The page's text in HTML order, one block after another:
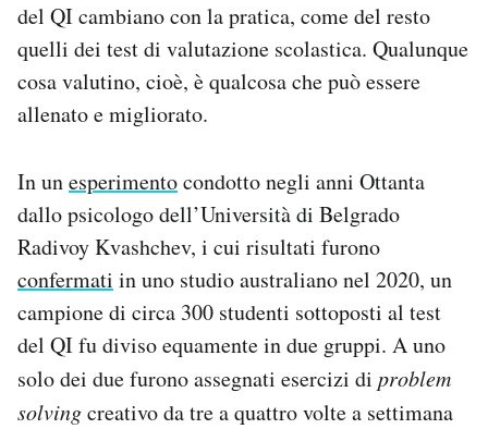
del QI cambiano con la pratica, come del resto
quelli dei test di valutazione scolastica. Qualunque
cosa valutino, cioè, è qualcosa che può essere
allenato e migliorato.
In unesperimentocondotto negli anni Ottanta
dallo psicologo dell’Università di Belgrado
Radivoy Kvashchev, i cui risultati furono
confermati in uno studio australiano nel 2020, un
campione di circa 300 studenti sottoposti al test
del QI fu diviso equamente in due gruppi. A uno
solo dei due furono assegnati esercizi di problem
solvingcreativo da tre a quattro volte a settimana